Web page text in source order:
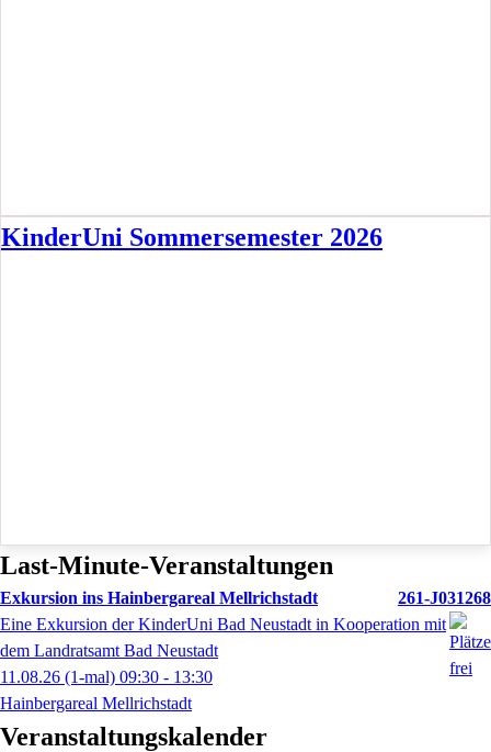
KinderUni Sommersemester 2026
Last-Minute-Veranstaltungen
Exkursion ins Hainbergareal Mellrichstadt
261-J031268
Eine Exkursion der KinderUni Bad Neustadt in Kooperation mit
dem Landratsamt Bad Neustadt
11.08.26 (1-mal) 09:30 - 13:30
Hainbergareal Mellrichstadt
Veranstaltungskalender